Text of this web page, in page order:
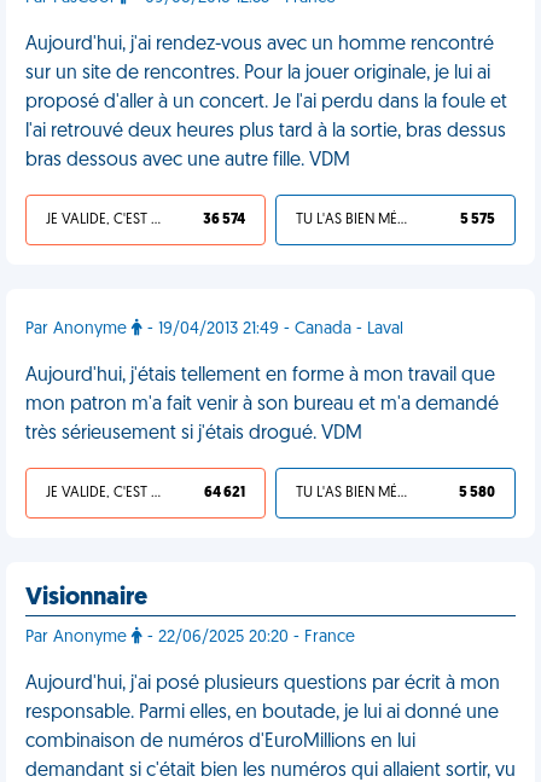
Aujourd'hui, j'ai rendez-vous avec un homme rencontré
sur un site de rencontres. Pour la jouer originale, je lui ai
proposé d'aller à un concert. Je l'ai perdu dans la foule et
l'ai retrouvé deux heures plus tard à la sortie, bras dessus
bras dessous avec une autre fille. VDM
JE VALIDE, C'EST UNE VDM 36 574 TU L'AS BIEN MÉRITÉ 5 575
Par Anonyme - 19/04/2013 21:49 - Canada - Laval
Aujourd'hui, j'étais tellement en forme à mon travail que
mon patron m'a fait venir à son bureau et m'a demandé
très sérieusement si j'étais drogué. VDM
JE VALIDE, C'EST UNE VDM 64 621 TU L'AS BIEN MÉRITÉ 5 580
Visionnaire
Par Anonyme - 22/06/2025 20:20 - France
Aujourd'hui, j'ai posé plusieurs questions par écrit à mon
responsable. Parmi elles, en boutade, je lui ai donné une
combinaison de numéros d'EuroMillions en lui
demandant si c'était bien les numéros qui allaient sortir, vu